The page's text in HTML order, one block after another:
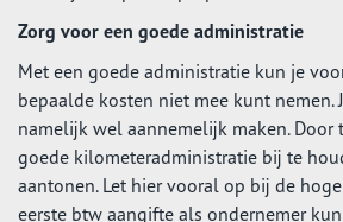
Zorg voor een goede administratie
Met een goede administratie kun je
bepaalde kosten niet mee kunt nemen.
namelijk wel aannemelijk maken. Door
goede kilometeradministratie bij te
aantonen. Let hier vooral op bij de
eerste btw aangifte als ondernemer